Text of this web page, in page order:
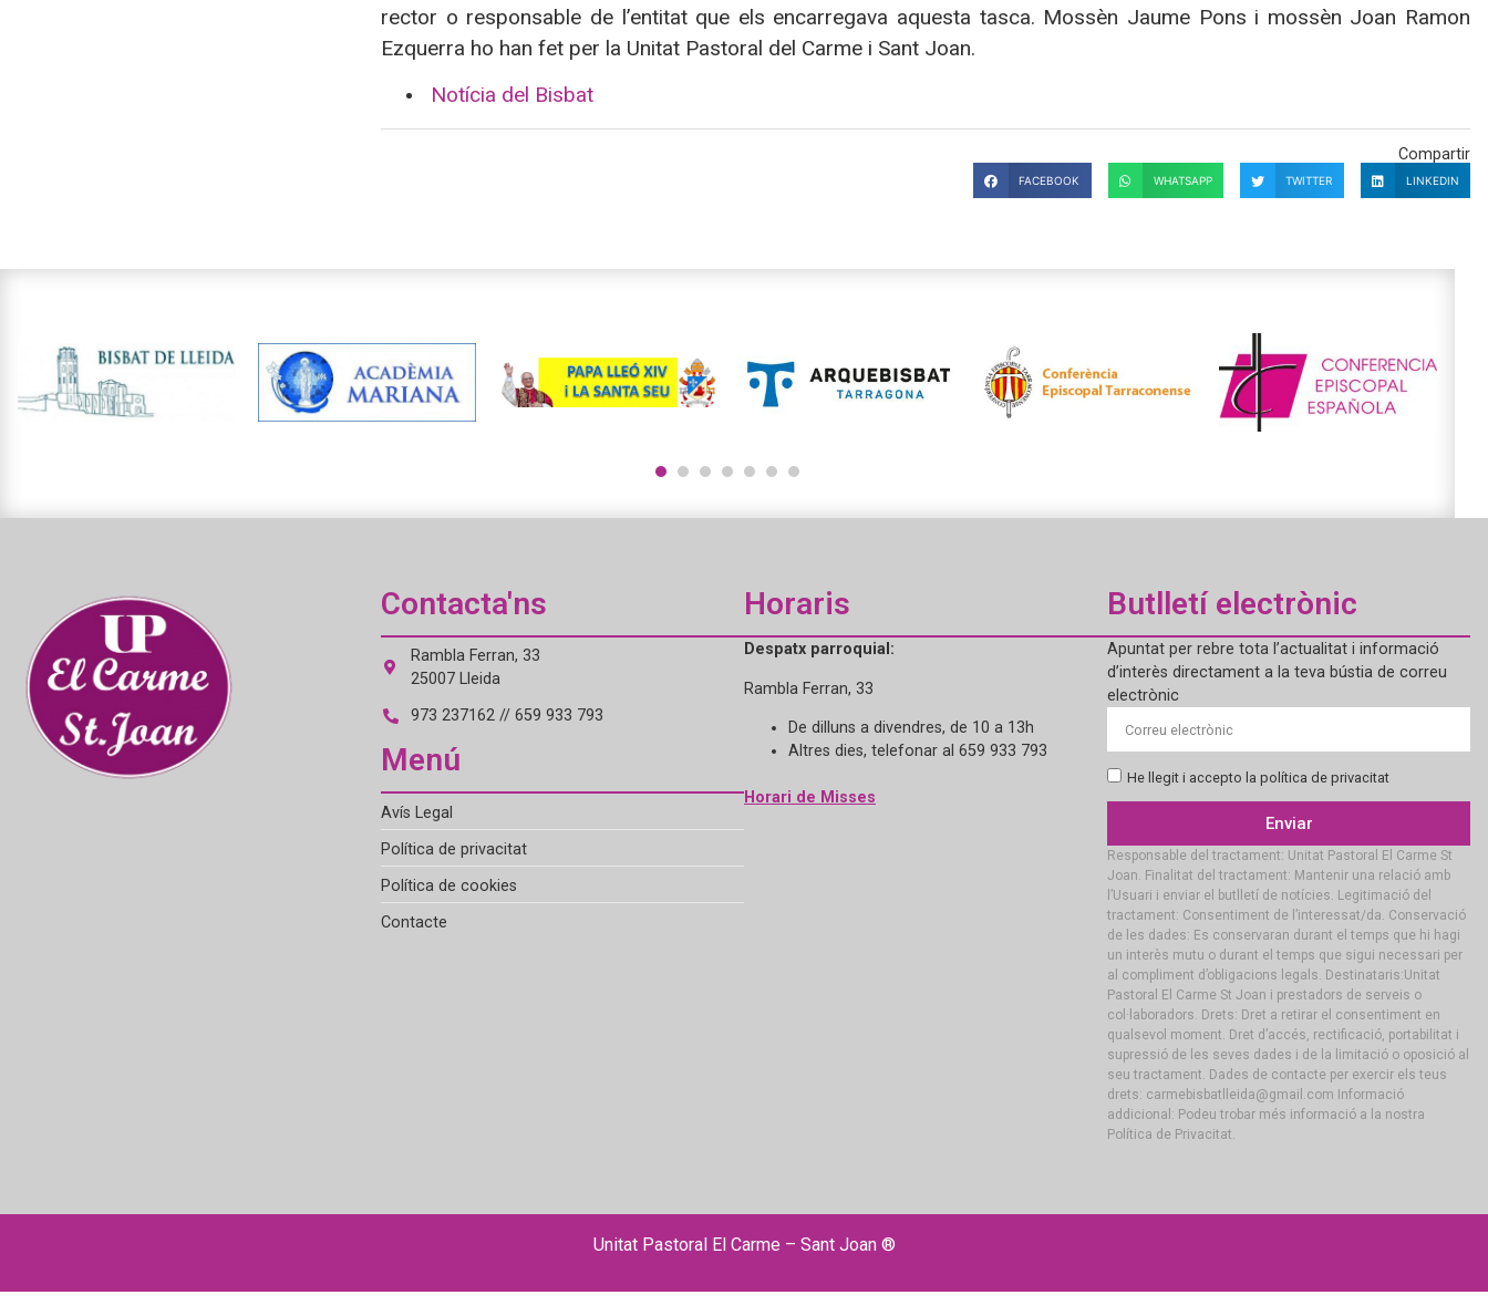
rector o responsable de l’entitat que els encarregava aquesta tasca. Mossèn Jaume Pons i mossèn Joan Ramon
Ezquerra ho han fet per la Unitat Pastoral del Carme i Sant Joan.
Notícia del Bisbat
Compartir
FACEBOOK WHATSAPP TWITTER LINKEDIN
Contacta'ns
Rambla Ferran, 33
25007 Lleida
973 237162 // 659 933 793
Menú
Avís Legal
Política de privacitat
Política de cookies
Contacte
Horaris
Despatx parroquial:
Rambla Ferran, 33
De dilluns a divendres, de 10 a 13h
Altres dies, telefonar al 659 933 793
Horari de Misses
Butlletí electrònic
Apuntat per rebre tota l’actualitat i informació
d’interès directament a la teva bústia de correu
electrònic
He llegit i accepto la política de privacitat
Enviar
Responsable del tractament: Unitat Pastoral El Carme St
Joan. Finalitat del tractament: Mantenir una relació amb
l’Usuari i enviar el butlletí de notícies. Legitimació del
tractament: Consentiment de l’interessat/da. Conservació
de les dades: Es conservaran durant el temps que hi hagi
un interès mutu o durant el temps que sigui necessari per
al compliment d’obligacions legals. Destinataris:Unitat
Pastoral El Carme St Joan i prestadors de serveis o
col·laboradors. Drets: Dret a retirar el consentiment en
qualsevol moment. Dret d’accés, rectificació, portabilitat i
supressió de les seves dades i de la limitació o oposició al
seu tractament. Dades de contacte per exercir els teus
drets: carmebisbatlleida@gmail.com Informació
addicional: Podeu trobar més informació a la nostra
Política de Privacitat.
Unitat Pastoral El Carme – Sant Joan ®